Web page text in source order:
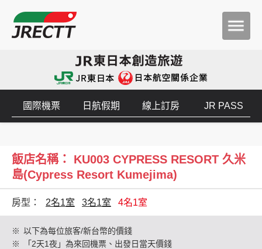
國際機票 日航假期 線上訂房 JR PASS
飯店名稱： KU003 CYPRESS RESORT 久米
島(Cypress Resort Kumejima)
房型： 2名1室 3名1室 4名1室
※ 以下為每位旅客/新台幣的價錢
※
「2天1夜」為來回機票、出發日當天價錢